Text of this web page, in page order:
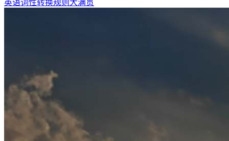
英语词性转换规则大满贯